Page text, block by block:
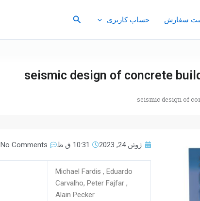
سفارش حساب کاربری جستجو
seismic design of concrete
seismic design of
ژوئن 24, 2023 10:31 ق.ظ No Comments
Michael Fardis , Eduardo
Carvalho, Peter Fajfar ,
Alain Pecker